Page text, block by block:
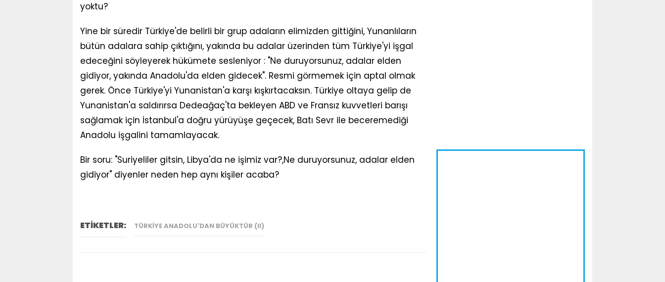
yoktu?
Yine bir süredir Türkiye'de belirli bir grup adaların elimizden gittiğini, Yunanlıların
bütün adalara sahip çıktığını, yakında bu adalar üzerinden tüm Türkiye'yi işgal
edeceğini söyleyerek hükümete sesleniyor : "Ne duruyorsunuz, adalar elden
gidiyor, yakında Anadolu'da elden gidecek". Resmi görmemek için aptal olmak
gerek. Önce Türkiye'yi Yunanistan'a karşı kışkırtacaksın. Türkiye oltaya gelip de
Yunanistan'a saldırırsa Dedeağaç'ta bekleyen ABD ve Fransız kuvvetleri barışı
sağlamak için İstanbul'a doğru yürüyüşe geçecek, Batı Sevr ile beceremediği
Anadolu işgalini tamamlayacak.
Bir soru: "Suriyeliler gitsin, Libya'da ne işimiz var?,Ne duruyorsunuz, adalar elden
gidiyor" diyenler neden hep aynı kişiler acaba?
ETİKETLER: TÜRKIYE ANADOLU'DAN BÜYÜKTÜR (II)